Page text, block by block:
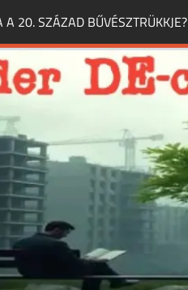
A 20. SZÁZAD BŰVÉSZTRÜKKJE?